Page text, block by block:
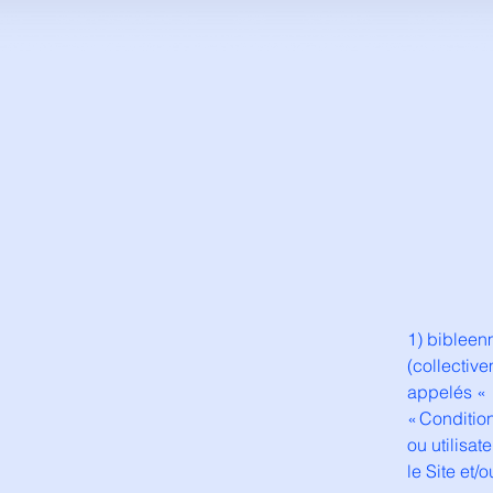
1)
appelés «
«
ou
le Site et/